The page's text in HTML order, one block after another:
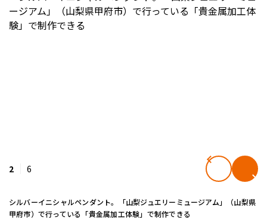
2 6
シルバーイニシャルペンダント。「山梨ジュエリーミュージアム」（山梨県
甲府市）で行っている「貴金属加工体験」で制作できる